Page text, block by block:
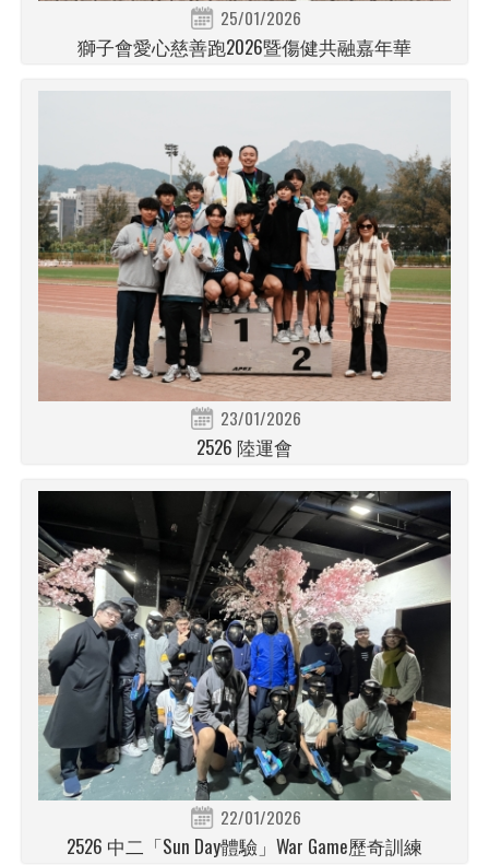
25/01/2026
獅子會愛心慈善跑2026暨傷健共融嘉年華
23/01/2026
2526 陸運會
22/01/2026
2526 中二「Sun Day體驗」War Game歷奇訓練